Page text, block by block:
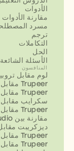
الأدوات
مقارنة الأدوات
مسرد
ترجم
التكاملات
الحل
الأسئلة الشائعة
المنافسون
لوم مقابل
Camtasia مقابل Trupeer
Guidde مقابل Trupeer
سكرايب مقابل
Synthesia مقابل Trupeer
مقارنة بين Screen Studio وTrupeer
ديزكريبت
ScreenPal مقابل Trupeer
Veed مقابل Trupeer